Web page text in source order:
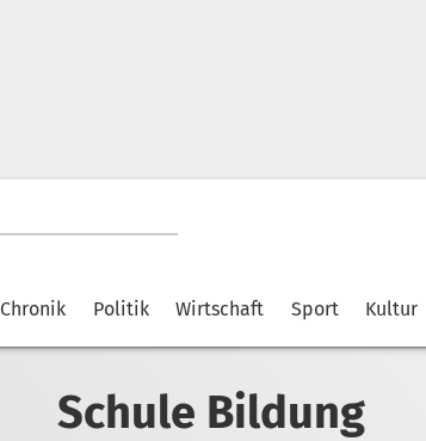
Chronik Politik Wirtschaft Sport Kultur
Schule Bildung